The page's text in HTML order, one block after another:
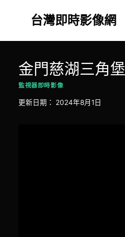
台灣即時影像網
金門慈湖三角堡
監視器即時影像
更新日期： 2024年8月1日